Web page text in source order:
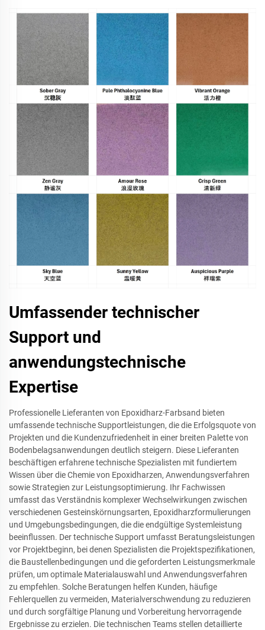
Umfassender technischer
Support und
anwendungstechnische
Expertise
Professionelle Lieferanten von Epoxidharz-Farbsand bieten
umfassende technische Supportleistungen, die die Erfolgsquote von
Projekten und die Kundenzufriedenheit in einer breiten Palette von
Bodenbelagsanwendungen deutlich steigern. Diese Lieferanten
beschäftigen erfahrene technische Spezialisten mit fundiertem
Wissen über die Chemie von Epoxidharzen, Anwendungsverfahren
sowie Strategien zur Leistungsoptimierung. Ihr Fachwissen
umfasst das Verständnis komplexer Wechselwirkungen zwischen
verschiedenen Gesteinskörnungsarten, Epoxidharzformulierungen
und Umgebungsbedingungen, die die endgültige Systemleistung
beeinflussen. Der technische Support umfasst Beratungsleistungen
vor Projektbeginn, bei denen Spezialisten die Projektspezifikationen,
die Baustellenbedingungen und die geforderten Leistungsmerkmale
prüfen, um optimale Materialauswahl und Anwendungsverfahren
zu empfehlen. Solche Beratungen helfen Kunden, häufige
Fehlerquellen zu vermeiden, Materialverschwendung zu reduzieren
und durch sorgfältige Planung und Vorbereitung hervorragende
Ergebnisse zu erzielen. Die technischen Teams stellen detaillierte